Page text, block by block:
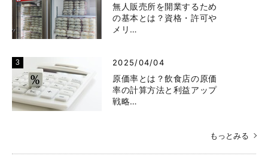
無人販売所を開業するため
の基本とは？資格・許可や
メリ…
2025/04/04
原価率とは？飲食店の原価
率の計算方法と利益アップ
戦略…
もっとみる